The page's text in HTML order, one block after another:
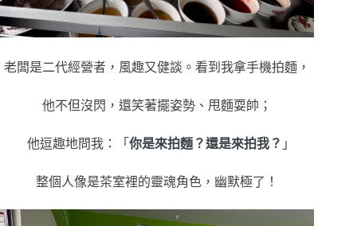
老闆是二代經營者，風趣又健談。看到我拿手機拍麵，
他不但沒閃，還笑著擺姿勢、甩麵耍帥；
他逗趣地問我：「你是來拍麵？還是來拍我？ 」
整個人像是茶室裡的靈魂角色，幽默極了！